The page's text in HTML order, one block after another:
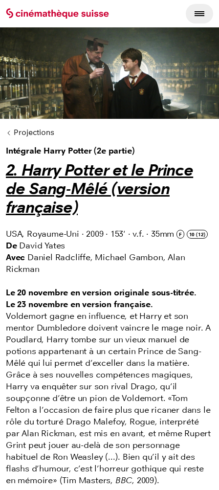
Projections
Intégrale Harry Potter (2e partie)
2. Harry Potter et le Prince
de Sang-Mêlé (version
française)
USA, Royaume-Uni ·2009· 153' ·v.f. ·35mm F 10 (12)
DeDavid Yates
Avec Daniel Radcliffe, Michael Gambon, Alan
Rickman
Le 20 novembre en version originale sous-titrée.
Le 23 novembre en version française.
Voldemort gagne en influence, et Harry et son
mentor Dumbledore doivent vaincre le mage noir. A
Poudlard, Harry tombe sur un vieux manuel de
potions appartenant à un certain Prince de Sang-
Mêlé qui lui permet d’exceller dans la matière.
Grâce à ses nouvelles compétences magiques,
Harry va enquêter sur son rival Drago, qu’il
soupçonne d’être un pion de Voldemort. «Tom
Felton a l’occasion de faire plus que ricaner dans le
rôle du torturé Drago Malefoy, Rogue, interprété
par Alan Rickman, est mis en avant, et même Rupert
Grint peut jouer au-delà de son personnage
habituel de Ron Weasley (...). Bien qu’il y ait des
flashs d’humour, c’est l’horreur gothique qui reste
en mémoire» (Tim Masters, BBC, 2009).